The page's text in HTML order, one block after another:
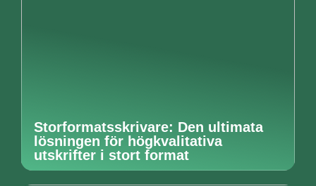
Storformatsskrivare: Den ultimata
lösningen för högkvalitativa
utskrifter i stort format